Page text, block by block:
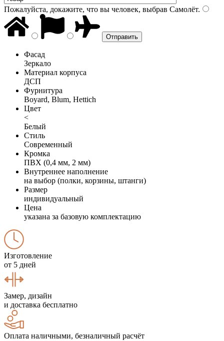
Пожалуйста, докажите, что вы человек, выбрав Самолёт.
Фасад
Зеркало
Материал корпуса
ДСП
Фурнитура
Boyard, Blum, Hettich
Цвет
<
Белый
Стиль
Современный
Кромка
ПВХ (0,4 мм, 2 мм)
Внутреннее наполнение
на выбор (полки, корзины, штанги)
Размер
индивидуальный
Цена
указана за базовую комплектацию
Изготовление
от 5 дней
Замер, дизайн
и доставка бесплатно
Оплата наличными, безналичный расчёт